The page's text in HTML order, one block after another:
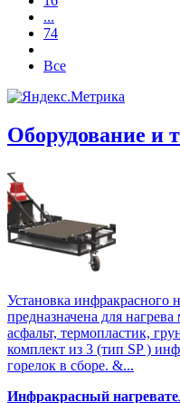
...
74
Все
Оборудование и
Установка
предназначена для
асфальт, термопластик,
комплект из 3 (тип SP )
горелок в сборе. &...
Инфракрасный